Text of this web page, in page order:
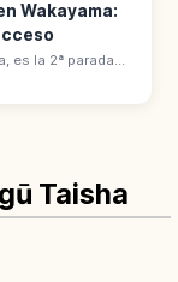
Wakayama:
es la 2ª parada
por un monje
que llevan a vistas
Taisha